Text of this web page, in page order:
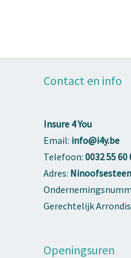
Contact en info
Insure 4 You
Email: info@i4y.be
Telefoon: 0032 55 60
Adres:
Gerechtelijk
Openingsuren